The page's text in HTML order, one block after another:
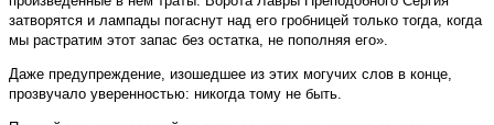
затворятся и лампады погаснут над его гробницей только тогда, когда
мы растратим этот запас без остатка, не пополняя его».
Даже предупреждение, изошедшее из этих могучих слов в конце,
прозвучало уверенностью: никогда тому не быть.